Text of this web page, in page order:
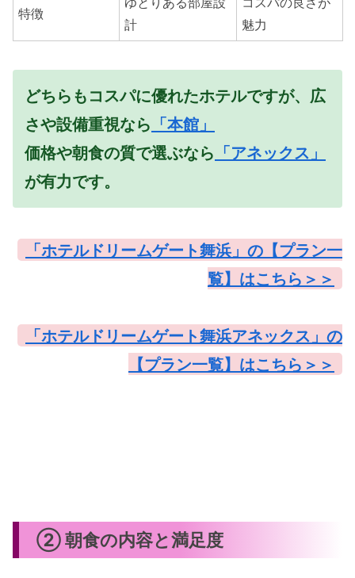
特徴
計
魅力
どちらもコスパに優れたホテルですが、広
さや設備重視なら 「本館」
価格や朝食の質で選ぶなら 「アネックス」
が有力です。
「ホテルドリームゲート舞浜」の【プラン一
覧】はこちら＞＞
「ホテルドリームゲート舞浜アネックス」の
【プラン一覧】はこちら＞＞
② 朝食の内容と満足度